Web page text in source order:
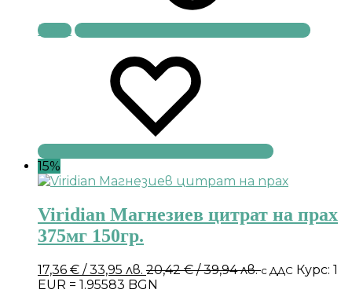
Купи
15%
Viridian Магнезиев цитрат на прах
375мг 150гр.
17,36 € / 33,95 лв. 20,42€/ 39,94 лв.с ДДС Курс: 1
EUR = 1.95583 BGN